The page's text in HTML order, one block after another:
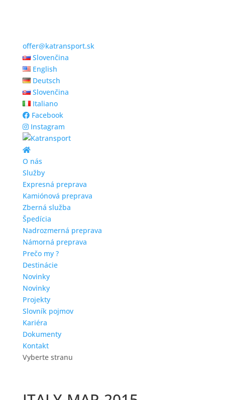
offer@katransport.sk
Slovenčina
English
Deutsch
Slovenčina
Italiano
Facebook
Instagram
O nás
Služby
Expresná preprava
Kamiónová preprava
Zberná služba
Špedícia
Nadrozmerná preprava
Námorná preprava
Prečo my ?
Destinácie
Novinky
Novinky
Projekty
Slovník pojmov
Kariéra
Dokumenty
Kontakt
Vyberte stranu